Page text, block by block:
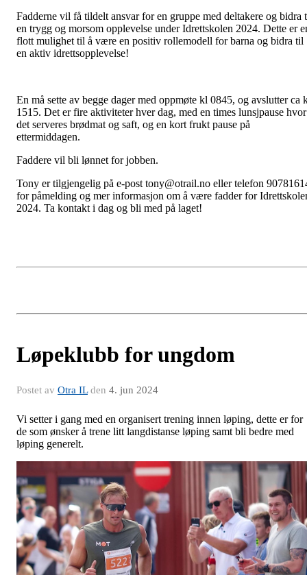
Fadderne vil få tildelt ansvar for en gruppe med deltakere og bidra
en trygg og morsom opplevelse under Idrettskolen 2024. Dette er
flott mulighet til å være en positiv rollemodell for barna og bidra til
en aktiv idrettsopplevelse!
En må sette av begge dager med oppmøte kl 0845, og avslutter ca
1515. Det er fire aktiviteter hver dag, med en times lunsjpause hvor
det serveres brødmat og saft, og en kort frukt pause på
ettermiddagen.
Faddere vil bli lønnet for jobben.
Tony er tilgjengelig på e-post tony@otrail.no eller telefon
for påmelding og mer informasjon om å være fadder for
2024. Ta kontakt i dag og bli med på laget!
Løpeklubb for ungdom
Postet av Otra ILden 4. jun 2024
Vi setter i gang med en organisert trening innen løping, dette er for
de som ønsker å trene litt langdistanse løping samt bli bedre med
løping generelt.